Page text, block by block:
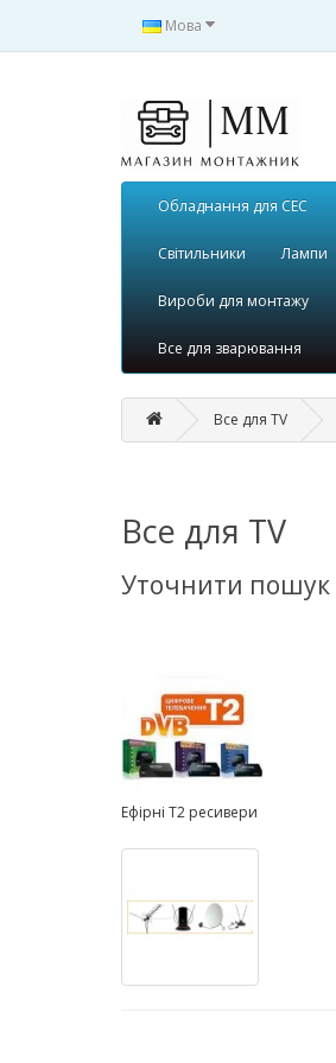
Мова
Обладнання для СЕС
Світильники Лампи
Вироби для монтажу
Все для зварювання
Все для TV
Все для TV
Уточнити пошук
Ефірні Т2 ресивери